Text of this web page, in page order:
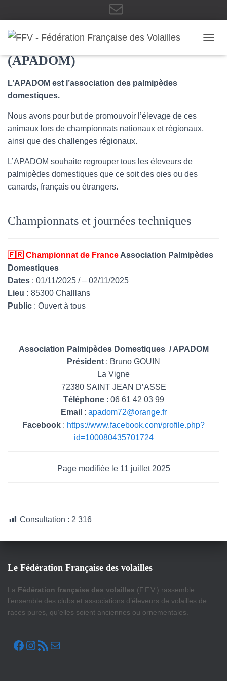
E
m
a
l
Association Palmipèdes Domestiques
(APADOM)
L’APADOM est l’association des palmipèdes
domestiques.
Nous avons pour but de promouvoir l’élevage de ces
animaux lors de championnats nationaux et régionaux,
ainsi que des challenges régionaux.
L’APADOM souhaite regrouper tous les éleveurs de
palmipèdes domestiques que ce soit des oies ou des
canards, français ou étrangers.
Championnats et journées techniques
🇫🇷 Championnat de France Association Palmipèdes
Domestiques
Dates : 01/11/2025 / – 02/11/2025
Lieu : 85300 Challlans
Public : Ouvert à tous
Association Palmipèdes Domestiques / APADOM
Président : Bruno GOUIN
La Vigne
72380 SAINT JEAN D’ASSE
Téléphone: 06 61 42 03 99
Email : apadom72@orange.fr
Facebook : https://www.facebook.com/profile.php?
id=100080435701724
Page modifiée le 11 juillet 2025
Consultation : 2 316
Le Fédération Française des volailles
La Fédération française des volailles (F.F.V.) rassemble
l’ensemble des clubs et associations d’éleveurs de volailles de
races pures, qu’elles soient anciennes ou ornementales.
FACEBOOK INSTAGRAM FLUX RSS